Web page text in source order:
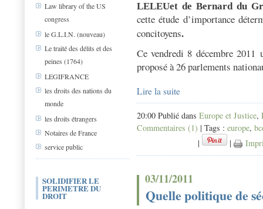
Law library of the US
congress
le G.L.I.N. (nouveau)
Le traité des délits et des
peines (1764)
LEGIFRANCE
les droits des nations du
monde
les droits étrangers
Notaires de France
service public
SOLIDIFIER LE
PERIMETRE DU
DROIT
LELEUet de Bernard du
cette étude d’importance
concitoyens.
Ce vendredi 8 décembre 2011
proposé à 26 parlements
Lire la suite
20:00 Publié dans Europe et Justice,
Commentaires (1) | Tags : europe,
|
|
03/11/2011
Quelle politique de